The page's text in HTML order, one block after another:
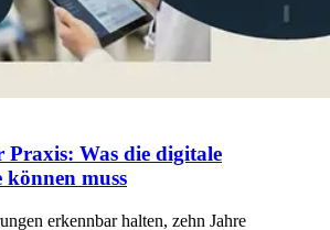
Praxis: Was die digitale
muss
erkennbar halten, zehn Jahre